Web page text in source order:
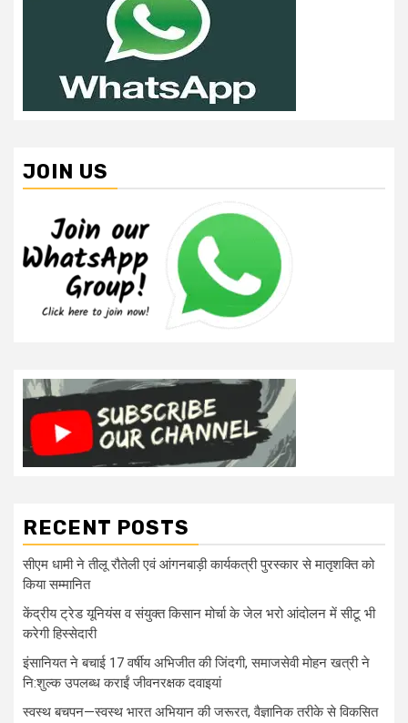
JOIN US
RECENT POSTS
सीएम धामी ने तीलू रौतेली एवं आंगनबाड़ी कार्यकत्री पुरस्कार से मातृशक्ति को
किया सम्मानित
केंद्रीय ट्रेड यूनियंस व संयुक्त किसान मोर्चा के जेल भरो आंदोलन में सीटू भी
करेगी हिस्सेदारी
इंसानियत ने बचाई 17 वर्षीय अभिजीत की जिंदगी, समाजसेवी मोहन खत्री ने
नि:शुल्क उपलब्ध कराईं जीवनरक्षक दवाइयां
स्वस्थ बचपन—स्वस्थ भारत अभियान की जरूरत, वैज्ञानिक तरीके से विकसित